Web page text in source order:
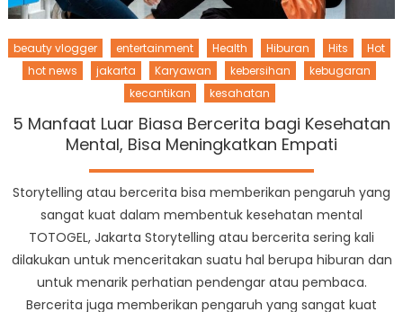
beauty vlogger entertainment Health Hiburan Hits
Hot
hot news
jakarta Karyawan kebersihan
kebugaran
kecantikan
kesahatan
5 Manfaat Luar Biasa Bercerita bagi Kesehatan
Mental, Bisa Meningkatkan Empati
Storytelling atau bercerita bisa memberikan pengaruh yang
sangat kuat dalam membentuk kesehatan mental
TOTOGEL, Jakarta Storytelling atau bercerita sering kali
dilakukan untuk menceritakan suatu hal berupa hiburan dan
untuk menarik perhatian pendengar atau pembaca.
Bercerita juga memberikan pengaruh yang sangat kuat